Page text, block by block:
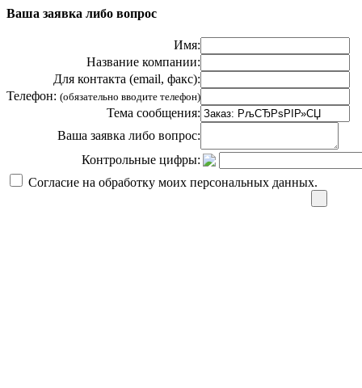
Ваша заявка либо вопрос
Имя:
Название компании:
Для контакта (email, факс):
Телефон: (обязательно вводите телефон)
Тема сообщения:
Ваша заявка либо вопрос:
Контрольные цифры:
Согласие на обработку моих персональных данных.